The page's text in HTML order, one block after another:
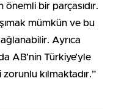
bir parçasıdır.
mümkün ve bu
Ayrıca
AB’nin Türkiye’yle
kılmaktadır.”